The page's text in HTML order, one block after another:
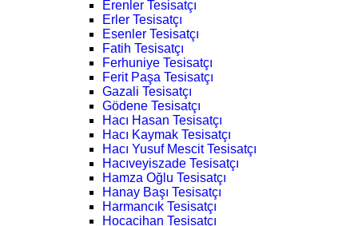
Erenler Tesisatçı
Erler Tesisatçı
Esenler Tesisatçı
Fatih Tesisatçı
Ferhuniye Tesisatçı
Ferit Paşa Tesisatçı
Gazali Tesisatçı
Gödene Tesisatçı
Hacı Hasan Tesisatçı
Hacı Kaymak Tesisatçı
Hacı Yusuf Mescit Tesisatçı
Hacıveyiszade Tesisatçı
Hamza Oğlu Tesisatçı
Hanay Başı Tesisatçı
Harmancık Tesisatçı
Hocacihan Tesisatçı